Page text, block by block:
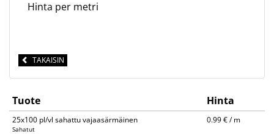
Hinta per metri
TAKAISIN
Tuote Hinta
25x100 pl/vl sahattu vajaasärmäinen
Sahatut
0.99 € / m